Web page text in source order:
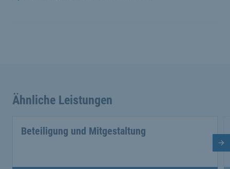
Ähnliche Leistungen
Beteiligung und Mitgestaltung